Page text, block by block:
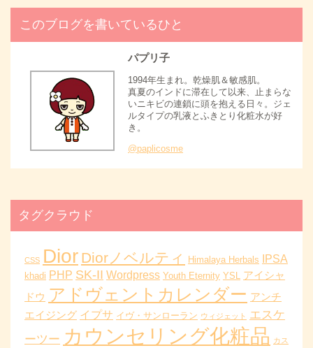
このブログを書いているひと
パプリ子
1994年生まれ。乾燥肌＆敏感肌。
真夏のインドに滞在して以来、止まらな
いニキビの連鎖に頭を抱える日々。ジェ
ルタイプの乳液とふきとり化粧水が好
き。
@paplicosme
タグクラウド
CSS Dior Diorノベルティ Himalaya Herbals IPSA
khadi PHP SK-II Wordpress Youth Eternity YSL アイシャ
ドウ アドヴェントカレンダー アンチ
エイジング イプサ イヴ・サンローラン ウィジェット
エスケ
ーツー カウンセリング化粧品 カス